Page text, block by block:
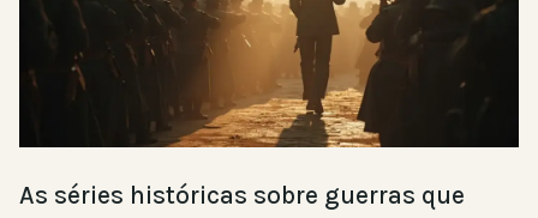
As séries históricas sobre guerras que